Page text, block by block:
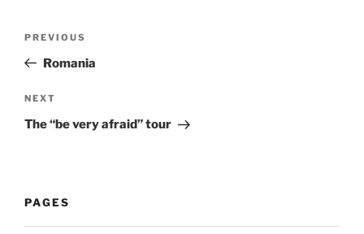
Previous
Post
PREVIOUS
Romania
Next
Post
NEXT
The “be very afraid” tour
PAGES